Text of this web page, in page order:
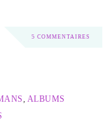
5 COMMENTAIRES
, ALBUMS